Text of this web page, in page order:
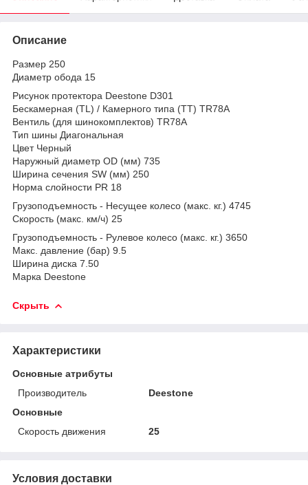
Описание
Размер 250
Диаметр обода 15
Рисунок протектора Deestone D301
Бескамерная (TL) / Камерного типа (TT) TR78A
Вентиль (для шинокомплектов) TR78A
Тип шины Диагональная
Цвет Черный
Наружный диаметр OD (мм) 735
Ширина сечения SW (мм) 250
Норма слойности PR 18
Грузоподъемность - Несущее колесо (макс. кг.) 4745
Скорость (макс. км/ч) 25
Грузоподъемность - Рулевое колесо (макс. кг.) 3650
Макс. давление (бар) 9.5
Ширина диска 7.50
Марка Deestone
Скрыть
Характеристики
Основные атрибуты
Производитель
Deestone
Основные
Скорость движения
25
Условия доставки